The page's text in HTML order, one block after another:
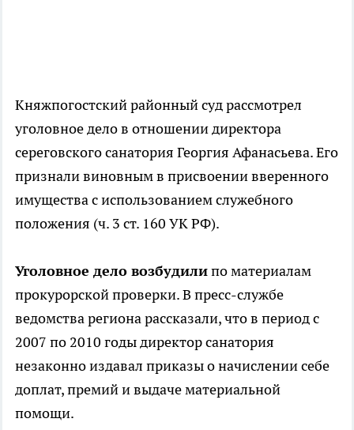
Княжпогостский районный суд рассмотрел
уголовное дело в отношении директора
сереговского санатория Георгия Афанасьева. Его
признали виновным в присвоении вверенного
имущества с использованием служебного
положения (ч. 3 ст. 160 УК РФ).
Уголовное дело возбудилипо материалам
прокурорской проверки. В пресс-службе
ведомства региона рассказали, что в период с
2007 по 2010 годы директор санатория
незаконно издавал приказы о начислении себе
доплат, премий и выдаче материальной
помощи.